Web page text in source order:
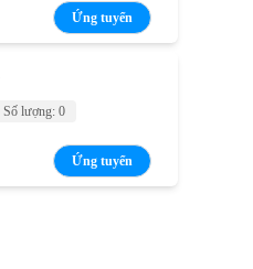
Ứng tuyển
Số lượng: 0
Ứng tuyển